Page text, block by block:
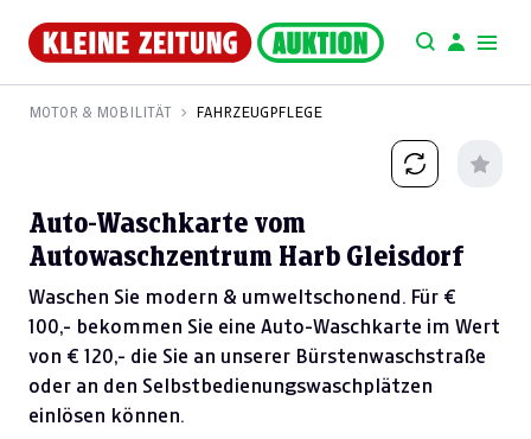
MOTOR & MOBILITÄT FAHRZEUGPFLEGE
Auto-Waschkarte vom
Autowaschzentrum Harb Gleisdorf
Waschen Sie modern & umweltschonend. Für €
100,- bekommen Sie eine Auto-Waschkarte im Wert
von € 120,- die Sie an unserer Bürstenwaschstraße
oder an den Selbstbedienungswaschplätzen
einlösen können.